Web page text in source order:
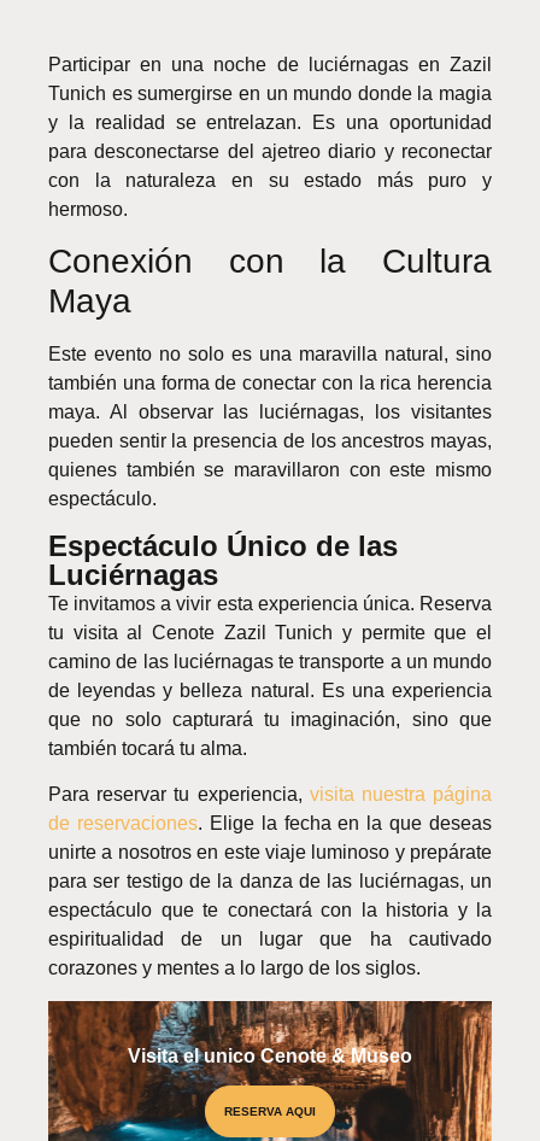
Participar en una noche de luciérnagas en Zazil
Tunich es sumergirse en un mundo donde la magia
y la realidad se entrelazan. Es una oportunidad
para desconectarse del ajetreo diario y reconectar
con la naturaleza en su estado más puro y
hermoso.
Conexión con la Cultura
Maya
Este evento no solo es una maravilla natural, sino
también una forma de conectar con la rica herencia
maya. Al observar las luciérnagas, los visitantes
pueden sentir la presencia de los ancestros mayas,
quienes también se maravillaron con este mismo
espectáculo.
Espectáculo Único de las
Luciérnagas
Te invitamos a vivir esta experiencia única. Reserva
tu visita al Cenote Zazil Tunich y permite que el
camino de las luciérnagas te transporte a un mundo
de leyendas y belleza natural. Es una experiencia
que no solo capturará tu imaginación, sino que
también tocará tu alma.
Para reservar tu experiencia, visita nuestra página
de reservaciones. Elige la fecha en la que deseas
unirte a nosotros en este viaje luminoso y prepárate
para ser testigo de la danza de las luciérnagas, un
espectáculo que te conectará con la historia y la
espiritualidad de un lugar que ha cautivado
corazones y mentes a lo largo de los siglos.
Visita el unico Cenote & Museo
RESERVA AQUI